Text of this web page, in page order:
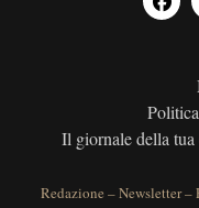
Il giornale della tua
Redazione –Newsletter–